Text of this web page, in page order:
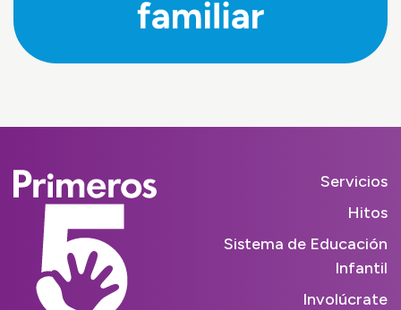
Servicios
Hitos
Sistema de Educación
Infantil
Involúcrate